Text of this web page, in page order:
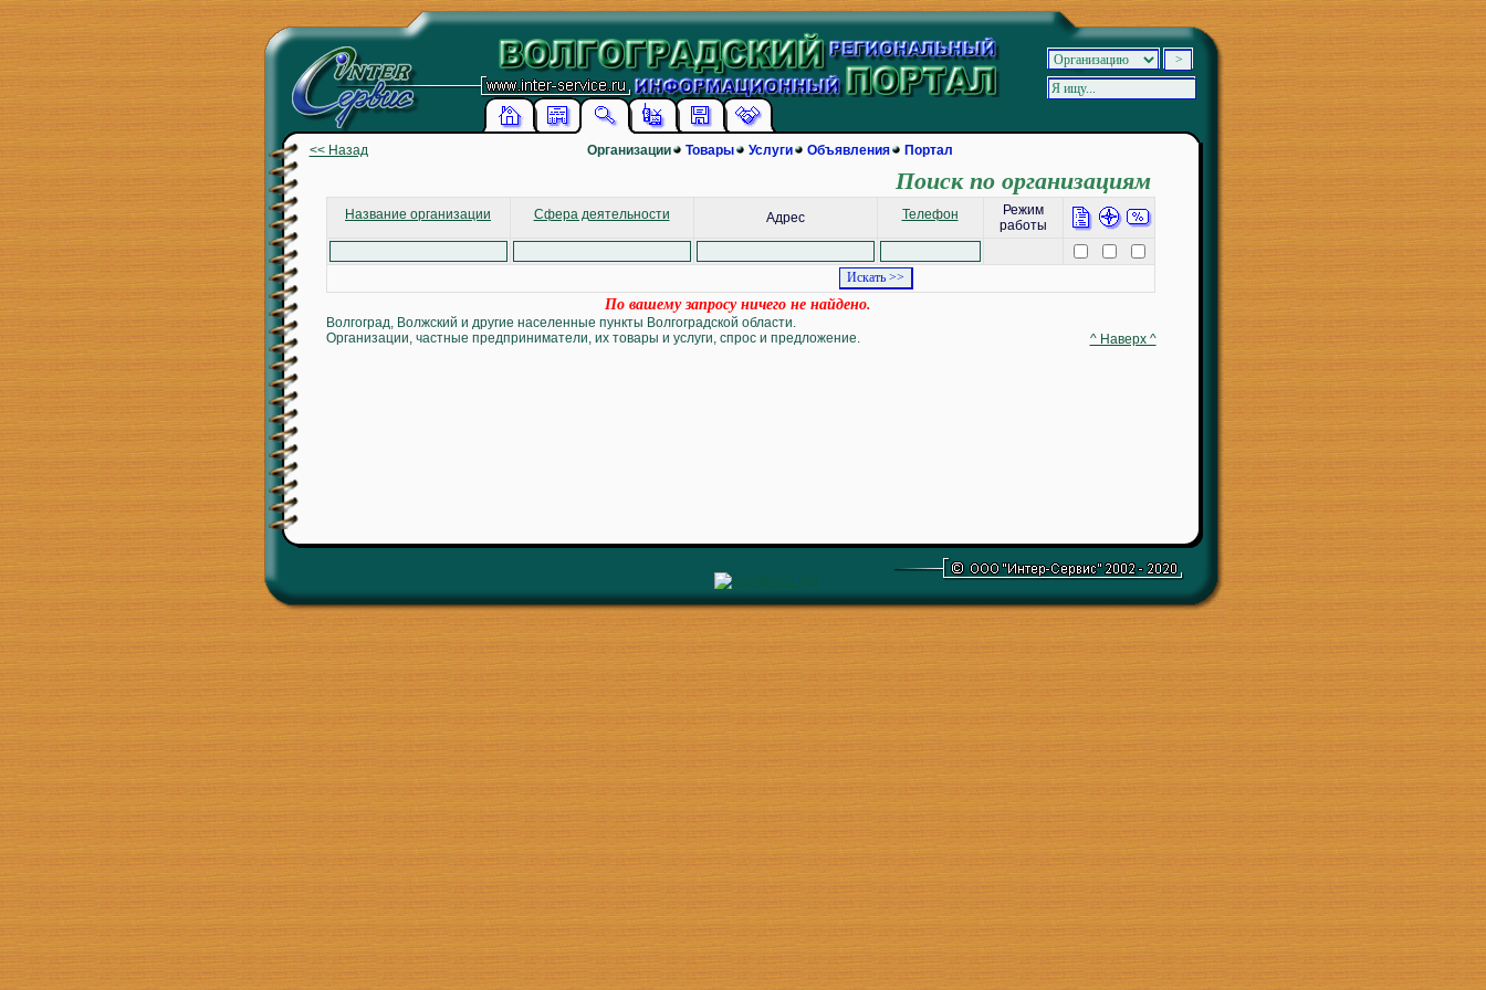
<< Назад Организации Товары Услуги Объявления Портал
Поиск по организациям
Название организации Сфера деятельности Адрес Телефон
Режим
работы
По вашему запросу ничего не найдено.
Волгоград, Волжский и другие населенные пункты Волгоградской области.
Организации, частные предприниматели, их товары и услуги, спрос и предложение.
^ Наверх ^